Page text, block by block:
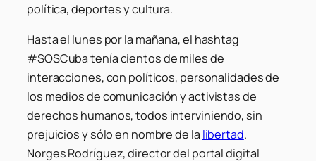
política, deportes y cultura.
Hasta el lunes por la mañana, el hashtag
#SOSCuba tenía cientos de miles de
interacciones, con políticos, personalidades de
los medios de comunicación y activistas de
derechos humanos, todos interviniendo, sin
prejuicios y sólo en nombre de la libertad.
Norges Rodríguez, director del portal digital